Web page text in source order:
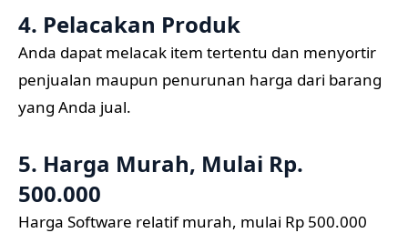
4. Pelacakan Produk
Anda dapat melacak item tertentu dan menyortir
penjualan maupun penurunan harga dari barang
yang Anda jual.
5. Harga Murah, Mulai Rp.
500.000
Harga Software relatif murah, mulai Rp 500.000